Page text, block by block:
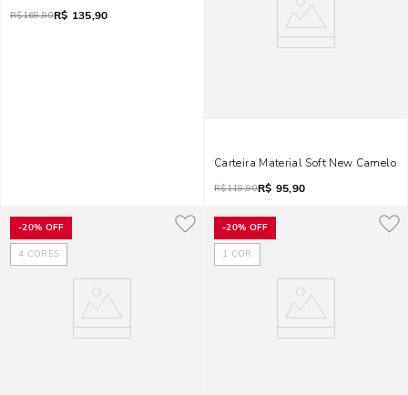
R$169,90R$ 135,90
Carteira Material Soft New Camelo
R$119,90R$ 95,90
-20% OFF
4 CORES
-20% OFF
1 COR